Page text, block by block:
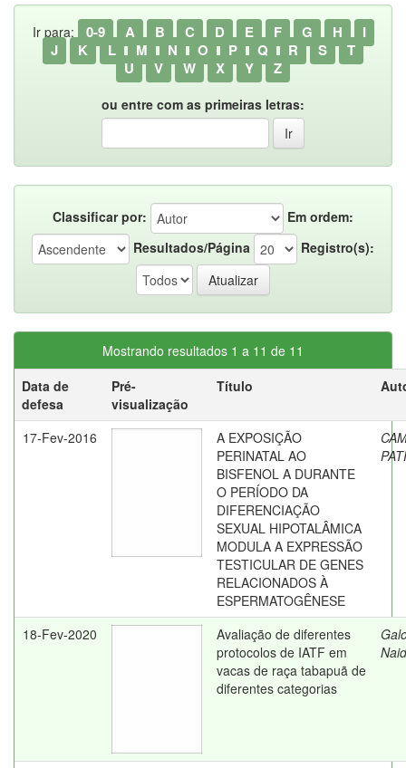
Ir para: 0-9 A B C D E F G H
I
J
K L M N O P Q R S
T
U
V W X Y Z
ou entre com as primeiras letras:
Classificar por:
Em ordem:
Resultados/Página
Registro(s):
Mostrando resultados 1 a 11 de 11
Data de
defesa
Pré-
visualização
Título
17-Fev-2016
A EXPOSIÇÃO
PERINATAL AO
BISFENOL A DURANTE
O PERÍODO DA
DIFERENCIAÇÃO
SEXUAL HIPOTALÂMICA
MODULA A EXPRESSÃO
TESTICULAR DE GENES
RELACIONADOS À
ESPERMATOGÊNESE
18-Fev-2020
Avaliação de diferentes
protocolos de IATF em
vacas de raça tabapuã de
diferentes categorias